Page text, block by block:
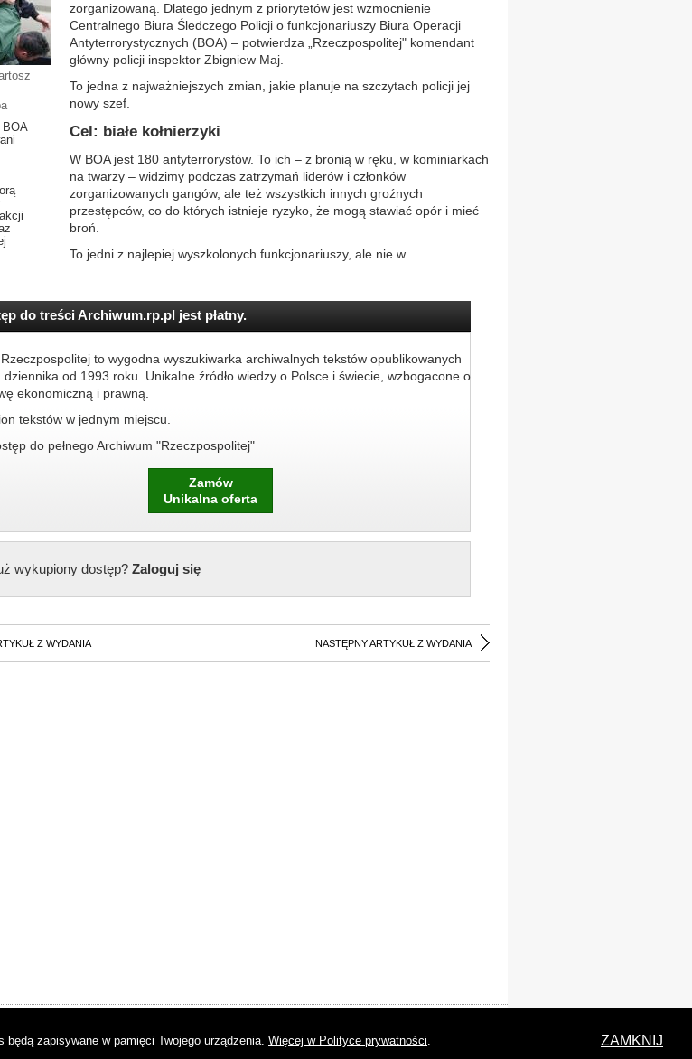
zorganizowaną. Dlatego jednym z priorytetów jest wzmocnienie
Centralnego Biura Śledczego Policji o funkcjonariuszy Biura Operacji
Antyterrorystycznych (BOA) – potwierdza „Rzeczpospolitej" komendant
główny policji inspektor Zbigniew Maj.
To jedna z najważniejszych zmian, jakie planuje na szczytach policji jej
nowy szef.
Cel: białe kołnierzyki
W BOA jest 180 antyterrorystów. To ich – z bronią w ręku, w kominiarkach
na twarzy – widzimy podczas zatrzymań liderów i członków
zorganizowanych gangów, ale też wszystkich innych groźnych
przestępców, co do których istnieje ryzyko, że mogą stawiać opór i mieć
broń.
To jedni z najlepiej wyszkolonych funkcjonariuszy, ale nie w...
do treści Archiwum.rp.pl jest płatny.
to wygodna wyszukiwarka archiwalnych tekstów opublikowanych
dziennika od 1993 roku. Unikalne źródło wiedzy o Polsce i świecie, wzbogacone o
ekonomiczną i prawną.
tekstów w jednym miejscu.
do pełnego Archiwum "Rzeczpospolitej"
Zamów
Unikalna oferta
wykupiony dostęp?Zaloguj się
Z WYDANIA NASTĘPNY ARTYKUŁ Z WYDANIA
zapisywane w pamięci Twojego urządzenia. Więcej w Polityce prywatności. ZAMKNIJ